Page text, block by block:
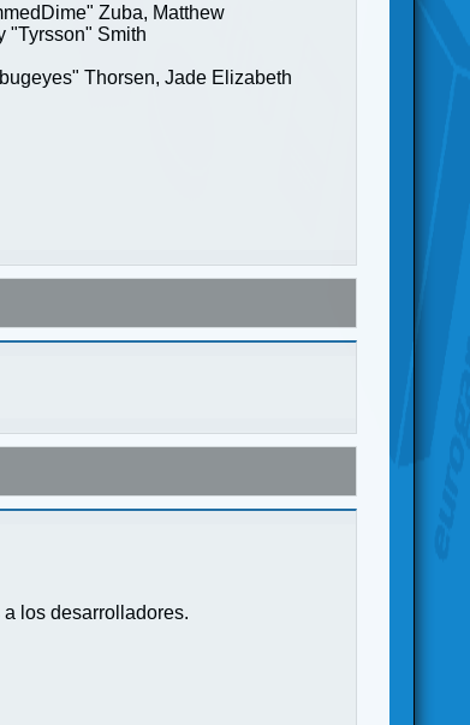
Zuba, Matthew
"Tyrsson" Smith
Thorsen, Jade Elizabeth
los desarrolladores.